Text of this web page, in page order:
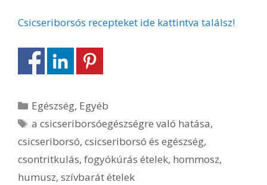
Csicseriborsós recepteket ide kattintva találsz!
Kategória
Egészség, Egyéb
Címkék
a csicseriborsóegészségre való hatása,
csicseriborsó, csicseriborsó és egészség,
csontritkulás, fogyókúrás ételek, hommosz,
humusz, szívbarát ételek